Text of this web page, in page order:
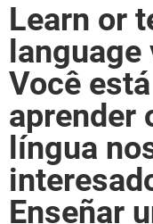
Learn or
Você
aprender
língua
Enseñar